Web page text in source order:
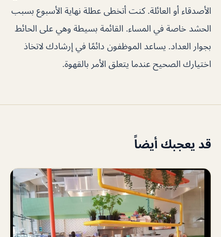
الأصدقاء أو العائلة. كنت أتخطى عطلة نهاية الأسبوع بسبب
الحشد خاصة في المساء. القائمة بسيطة وهي على الحائط
بجوار العداد. يساعد الموظفون دائمًا في إرشادك لاتخاذ
اختيارك الصحيح عندما يتعلق الأمر بالقهوة.
قد يعجبك أيضاً